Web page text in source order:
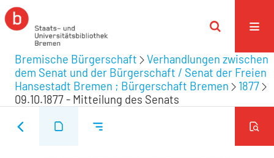
Bremische Bürgerschaft
Verhandlungen zwischen
dem Senat und der Bürgerschaft / Senat der Freien
Hansestadt Bremen ; Bürgerschaft Bremen
1877
09.10.1877 - Mitteilung des Senats